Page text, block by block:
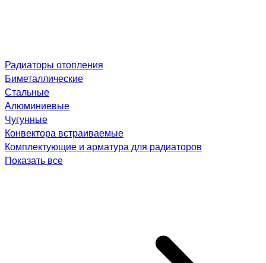
Радиаторы отопления
Биметаллические
Стальные
Алюминиевые
Чугунные
Конвектора встраиваемые
Комплектующие и арматура для радиаторов
Показать все